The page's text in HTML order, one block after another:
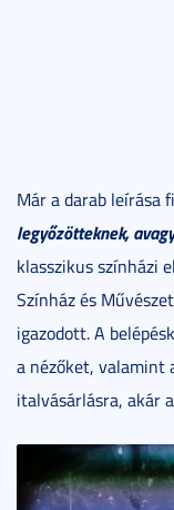
Már a darab leírása
legyőzötteknek,
klasszikus színházi
Színház és
igazodott. A
a nézőket,
italvásárlásra, akár